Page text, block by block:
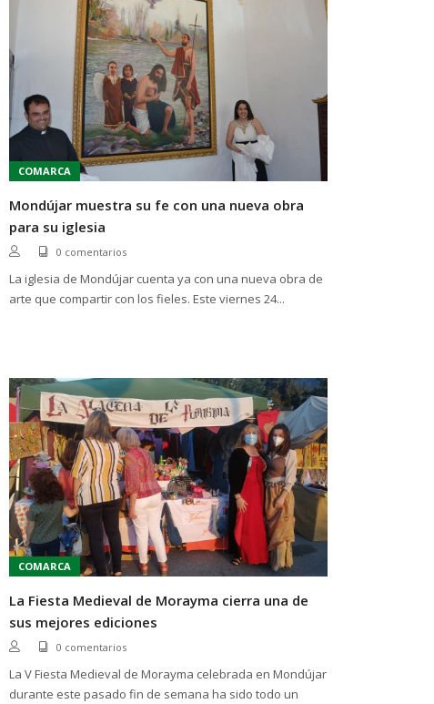
COMARCA
Mondújar muestra su fe con una nueva obra
para su iglesia
0 comentarios
La iglesia de Mondújar cuenta ya con una nueva obra de
arte que compartir con los fieles. Este viernes 24...
COMARCA
La Fiesta Medieval de Morayma cierra una de
sus mejores ediciones
0 comentarios
La V Fiesta Medieval de Morayma celebrada en Mondújar
durante este pasado fin de semana ha sido todo un